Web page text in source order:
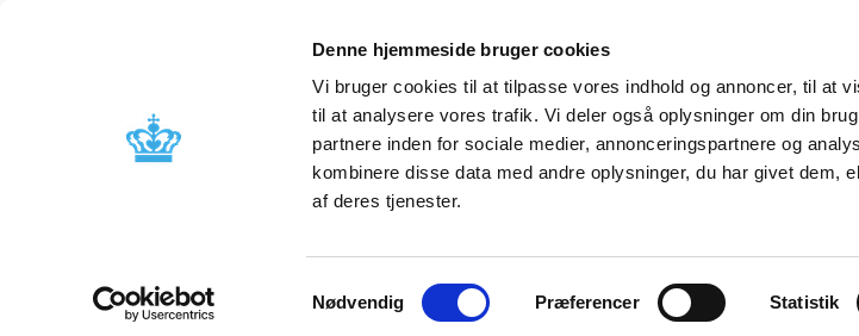
Denne hjemmeside bruger cookies
Vi bruger cookies til at tilpasse vores indhold og annoncer, til at
til at analysere vores trafik. Vi deler også oplysninger om din
partnere inden for sociale medier, annonceringspartnere og
kombinere disse data med andre oplysninger, du har givet dem,
af deres tjenester.
Samtykkevalg
Nødvendig Præferencer Statistik
Nyheder
Godkendelse og
Bivirkninger og
produktinformation
Tilskud og
/ 2017